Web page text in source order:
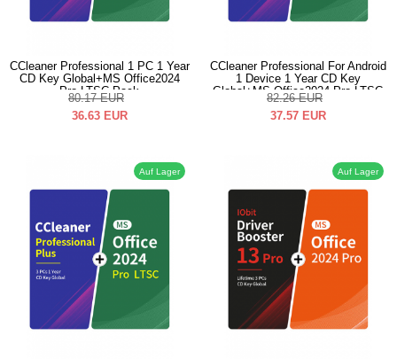
CCleaner Professional 1 PC 1 Year
CD Key Global+MS Office2024
Pro LTSC Pack
80.17 EUR
36.63 EUR
CCleaner Professional For Android
1 Device 1 Year CD Key
Global+MS Office2024 Pro LTSC
Pack
82.26 EUR
37.57 EUR
Auf Lager Auf Lager